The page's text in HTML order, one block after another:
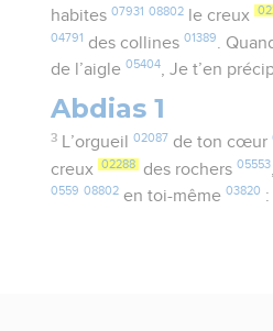
habites07931 08802 le creux
04791 des collines01389 .
de l’aigle05404, Je t’en
Abdias 1
3 L’orgueil 02087 de ton cœur
creux 02288 des rochers05553
0559 08802 en toi-même03820